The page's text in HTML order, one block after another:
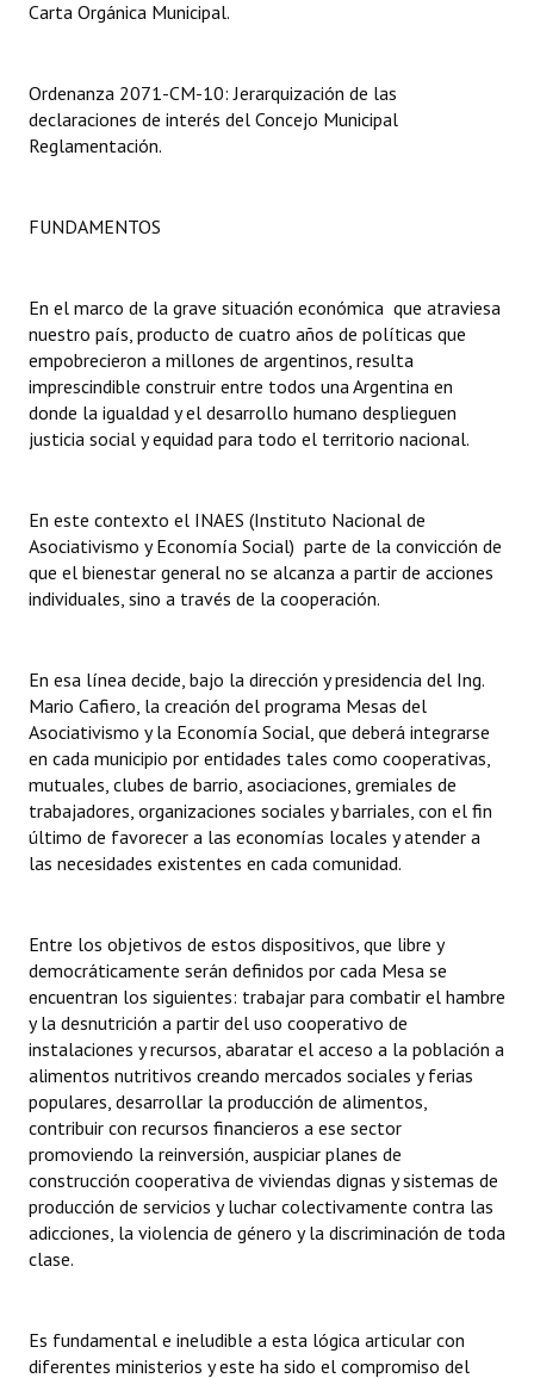
Carta Orgánica 2007
Digesto
DOCUMENTOS
Proyectos Presentados
Dictámenes Asesoría Letrada
Actas de Sesión
Ejecución Presupuestaria
Actas de Audiencias Públicas
Comunicaciones
Declaraciones
Resoluciones
Resoluciones de Presidencia
Antiguos Pobladores
Noticias Destacadas
Registros y Distinciones
Datos Históricos
Premio al Mérito - Registro
Audiencias Públicas - Registro
Mujeres que Dejaron Huellas - Registro
Banca del Vecino - Registro
Carta Orgánica Municipal.
Ordenanza 2071-CM-10: Jerarquización de las
declaraciones de interés del Concejo Municipal
Reglamentación.
FUNDAMENTOS
En el marco de la grave situación económica que atraviesa
nuestro país, producto de cuatro años de políticas que
empobrecieron a millones de argentinos, resulta
imprescindible construir entre todos una Argentina en
donde la igualdad y el desarrollo humano desplieguen
justicia social y equidad para todo el territorio nacional.
En este contexto el INAES (Instituto Nacional de
Asociativismo y Economía Social) parte de la convicción de
que el bienestar general no se alcanza a partir de acciones
individuales, sino a través de la cooperación.
En esa línea decide, bajo la dirección y presidencia del Ing.
Mario Cafiero, la creación del programa Mesas del
Asociativismo y la Economía Social, que deberá integrarse
en cada municipio por entidades tales como cooperativas,
mutuales, clubes de barrio, asociaciones, gremiales de
trabajadores, organizaciones sociales y barriales, con el fin
último de favorecer a las economías locales y atender a
las necesidades existentes en cada comunidad.
Entre los objetivos de estos dispositivos, que libre y
democráticamente serán definidos por cada Mesa se
encuentran los siguientes: trabajar para combatir el hambre
y la desnutrición a partir del uso cooperativo de
instalaciones y recursos, abaratar el acceso a la población a
alimentos nutritivos creando mercados sociales y ferias
populares, desarrollar la producción de alimentos,
contribuir con recursos financieros a ese sector
promoviendo la reinversión, auspiciar planes de
construcción cooperativa de viviendas dignas y sistemas de
producción de servicios y luchar colectivamente contra las
adicciones, la violencia de género y la discriminación de toda
clase.
Es fundamental e ineludible a esta lógica articular con
diferentes ministerios y este ha sido el compromiso del